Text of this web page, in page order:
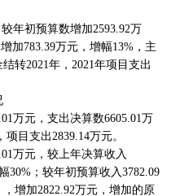
年初预算数增加2593.92万
加783.39万元，增幅13%，主
转2021年，2021年项目支出
万元，支出决算数6605.01万
目支出2839.14万元。
万元，较上年决算收入
30%；较年初预算收入3782.09
增加2822.92万元，增加的原